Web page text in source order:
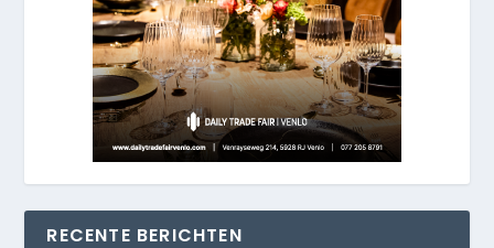
RECENTE BERICHTEN